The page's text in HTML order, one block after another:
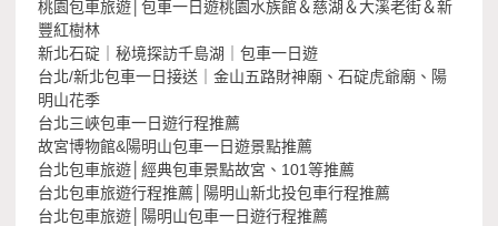
桃園包車旅遊│包車一日遊桃園水族館＆慈湖＆大溪老街＆新
豐紅樹林
新北石碇｜秘境探訪千島湖｜包車一日遊
台北/新北包車一日接送｜金山五路財神廟、石碇虎爺廟、陽
明山花季
台北三峽包車一日遊行程推薦
故宮博物館&陽明山包車一日遊景點推薦
台北包車旅遊│經典包車景點故宮、101等推薦
台北包車旅遊行程推薦│陽明山新北投包車行程推薦
台北包車旅遊│陽明山包車一日遊行程推薦